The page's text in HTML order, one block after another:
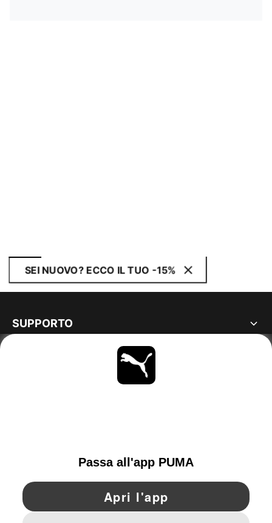
SEI NUOVO? ECCO IL TUO -15%
SUPPORTO
MAGGIORI INFORMAZIONI
OTTIENI TUTTI GLI AGGIORNAMENTI
YouTube Pinterest